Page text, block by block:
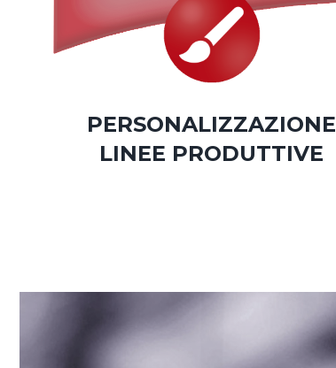
PERSONALIZZAZIONE
LINEE PRODUTTIVE